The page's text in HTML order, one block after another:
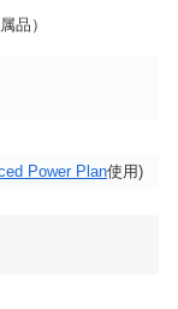
品）
Power Plan使用)